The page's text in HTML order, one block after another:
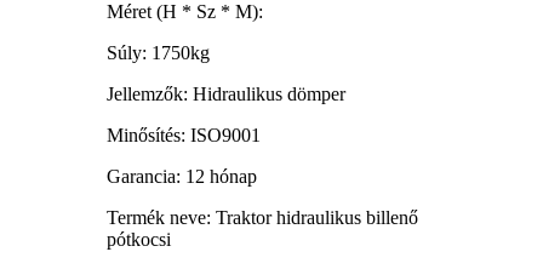
Méret (H * Sz * M):
Súly: 1750kg
Jellemzők: Hidraulikus dömper
Minősítés: ISO9001
Garancia: 12 hónap
Termék neve: Traktor hidraulikus billenő
pótkocsi